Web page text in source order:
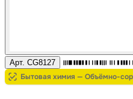
Арт. CG8127
Бытовая химия — Объёмно-